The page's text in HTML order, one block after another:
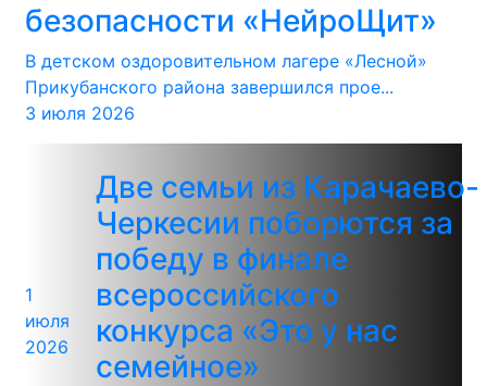
безопасности «НейроЩит»
В детском оздоровительном лагере «Лесной»
Прикубанского района завершился прое...
3 июля 2026
1
июля
2026
Две семьи из Карачаево-
Черкесии поборются за
победу в финале
всероссийского
конкурса «Это у нас
семейное»